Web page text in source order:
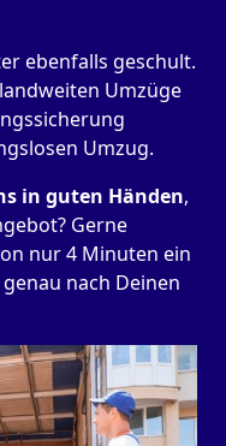
ebenfalls geschult.
Umzüge
Umzug.
in guten Händen,
Gerne
nur 4 Minuten ein
nach Deinen